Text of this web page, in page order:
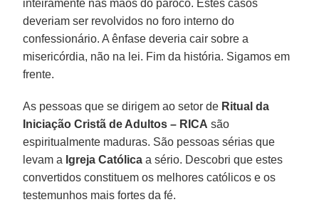
inteiramente nas mãos do pároco. Estes casos
deveriam ser revolvidos no foro interno do
confessionário. A ênfase deveria cair sobre a
misericórdia, não na lei. Fim da história. Sigamos em
frente.
As pessoas que se dirigem ao setor de Ritual da
Iniciação Cristã de Adultos – RICA são
espiritualmente maduras. São pessoas sérias que
levam a Igreja Católica a sério. Descobri que estes
convertidos constituem os melhores católicos e os
testemunhos mais fortes da fé.